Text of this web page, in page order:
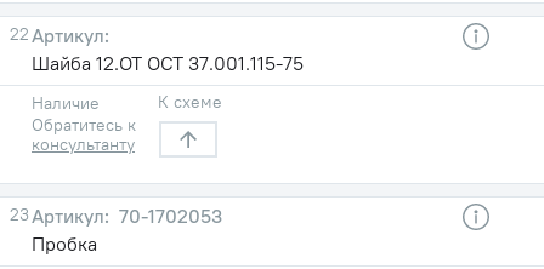
22
Шайба 12.ОТ ОСТ 37.001.115-75
Наличие
Обратитесь к
консультанту
К схеме
23
70-1702053
Пробка